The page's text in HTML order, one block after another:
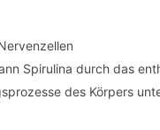
Spirulina durch das
des Körpers